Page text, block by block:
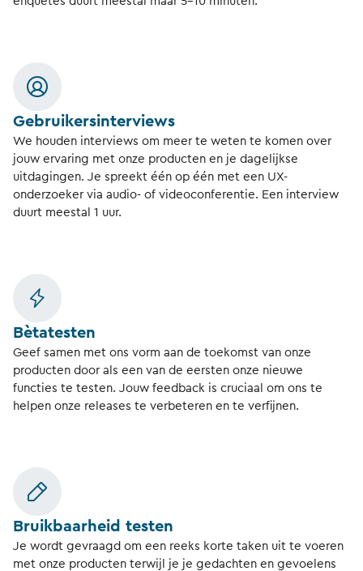
Gebruikersinterviews
We houden interviews om meer te weten te komen over
jouw ervaring met onze producten en je dagelijkse
uitdagingen. Je spreekt één op één met een UX-
onderzoeker via audio- of videoconferentie. Een interview
duurt meestal 1 uur.
Bètatesten
Geef samen met ons vorm aan de toekomst van onze
producten door als een van de eersten onze nieuwe
functies te testen. Jouw feedback is cruciaal om ons te
helpen onze releases te verbeteren en te verfijnen.
Bruikbaarheid testen
Je wordt gevraagd om een reeks korte taken uit te voeren
met onze producten terwijl je je gedachten en gevoelens